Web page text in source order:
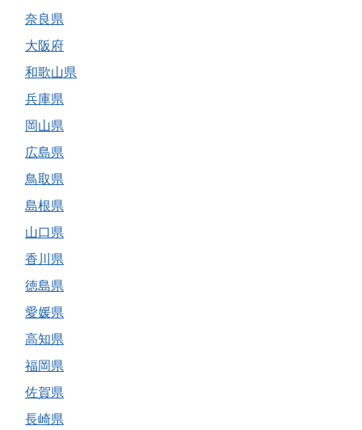
奈良県
大阪府
和歌山県
兵庫県
岡山県
広島県
鳥取県
島根県
山口県
香川県
徳島県
愛媛県
高知県
福岡県
佐賀県
長崎県